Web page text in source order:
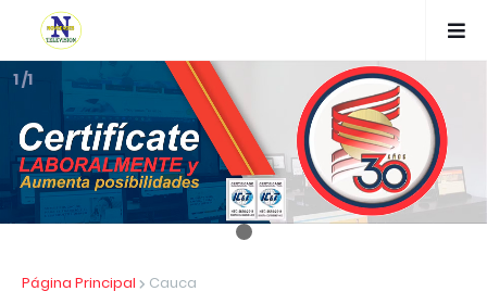
1 /1
Página Principal Cauca